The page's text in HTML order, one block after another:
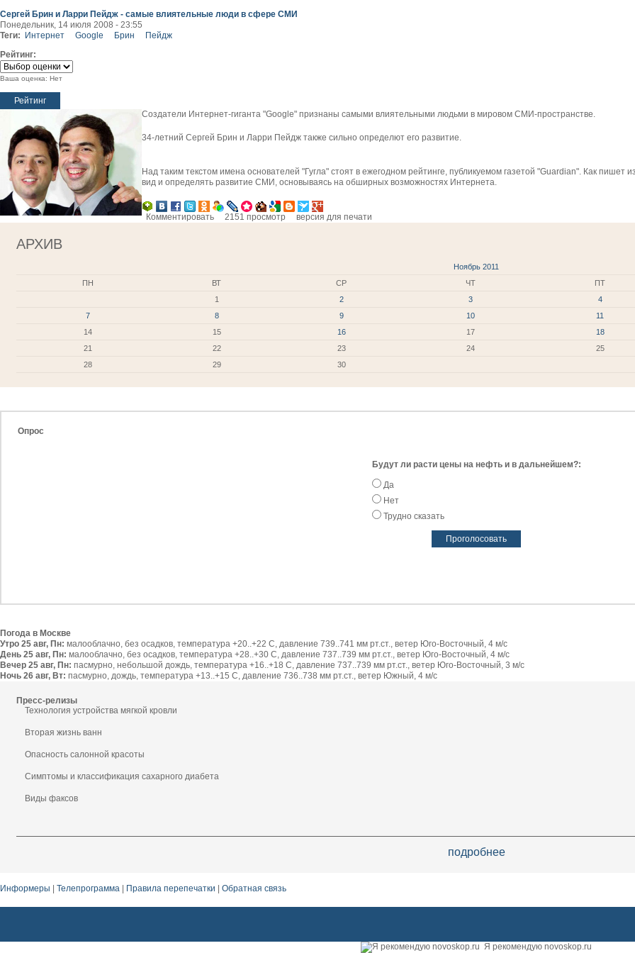
Сергей Брин и Ларри Пейдж - самые влиятельные люди в сфере СМИ
Понедельник, 14 июля 2008 - 23:55
Теги:
Интернет Google Брин
Пейдж
Рейтинг:
Ваша оценка: Нет
Создатели Интернет-гиганта "Google" признаны самыми влиятельными людьми в мировом СМИ-пространстве.
34-летний Сергей Брин и Ларри Пейдж также сильно определют его развитие.
Над таким текстом имена основателей "Гугла" стоят в ежегодном рейтинге, публикуемом газетой "Guardian". Как
вид и определять развитие СМИ, основываясь на обширных возможностях Интернета.
Комментировать 2151 просмотр версия для печати
АРХИВ
Ноябрь 2011
ПН
ВТ СР ЧТ ПТ
1
2 3 4
7
8 9 10 11
14
15 16 17 18
21
22 23 24 25
28
29 30
Опрос
Будут ли расти цены на нефть и в дальнейшем?:
Да
Нет
Трудно сказать
Погода в Москве
Утро 25 авг, Пн: малооблачно, без осадков, температура +20..+22 С, давление 739..741 мм рт.ст., ветер Юго-Восточный, 4 м/с
День 25 авг, Пн: малооблачно, без осадков, температура +28..+30 С, давление 737..739 мм рт.ст., ветер Юго-Восточный, 4 м/с
Вечер 25 авг, Пн: пасмурно, небольшой дождь, температура +16..+18 С, давление 737..739 мм рт.ст., ветер Юго-Восточный, 3 м/с
Ночь 26 авг, Вт: пасмурно, дождь, температура +13..+15 С, давление 736..738 мм рт.ст., ветер Южный, 4 м/с
Пресс-релизы
Технология устройства мягкой кровли
Вторая жизнь ванн
Опасность салонной красоты
Симптомы и классификация сахарного диабета
Виды факсов
подробнее
Информеры Телепрограмма Правила перепечатки Обратная связь
Я рекомендую novoskop.ru